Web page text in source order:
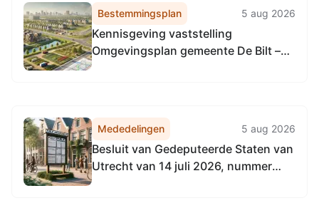
Bestemmingsplan 5 aug 2026
Kennisgeving vaststelling
Omgevingsplan gemeente De Bilt –
Mededelingen 5 aug 2026
Besluit van Gedeputeerde Staten van
Utrecht van 14 juli 2026, nummer